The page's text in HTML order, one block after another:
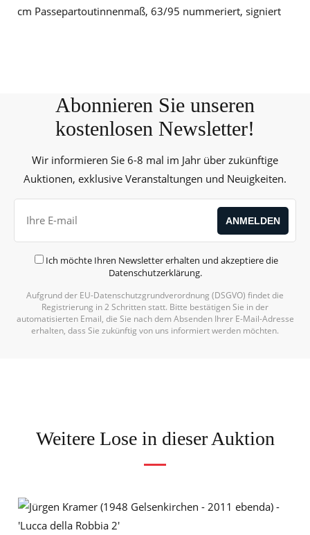
cm Passepartoutinnenmaß, 63/95 nummeriert, signiert
Abonnieren Sie unseren
kostenlosen Newsletter!
Wir informieren Sie 6-8 mal im Jahr über zukünftige
Auktionen, exklusive Veranstaltungen und Neuigkeiten.
Ich möchte Ihren Newsletter erhalten und akzeptiere die
Datenschutzerklärung.
Aufgrund der EU-Datenschutzgrundverordnung (DSGVO) findet die
Registrierung in 2 Schritten statt. Bitte bestätigen Sie in der
automatisierten Email, die Sie nach dem Absenden Ihrer E-Mail-Adresse
erhalten, dass Sie zukünftig von uns informiert werden möchten.
Weitere Lose in dieser Auktion